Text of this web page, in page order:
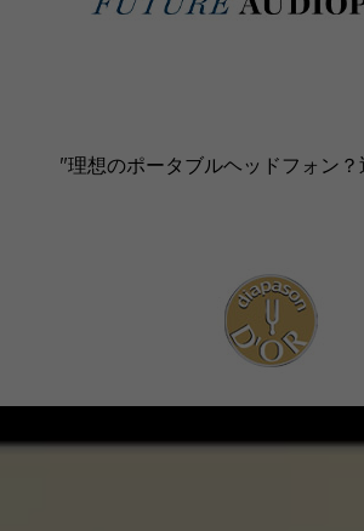
"理想のポータブルヘッドフォン